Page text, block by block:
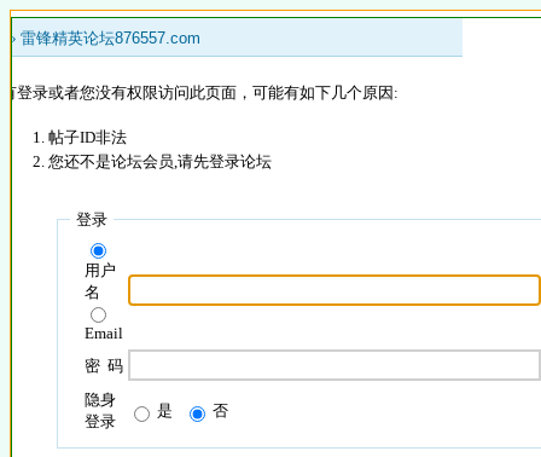
» 雷锋精英论坛876557.com
登录或者您没有权限访问此页面，可能有如下几个原因:
帖子ID非法
您还不是论坛会员,请先登录论坛
登录
用户
名
Email
密 码
隐身
登录
是 否